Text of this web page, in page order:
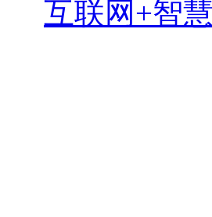
互联网+智